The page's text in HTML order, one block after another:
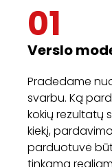
01
Verslo
Pradedame
svarbu. Ką
kokių rezultatų
kiekį,
parduotuvė